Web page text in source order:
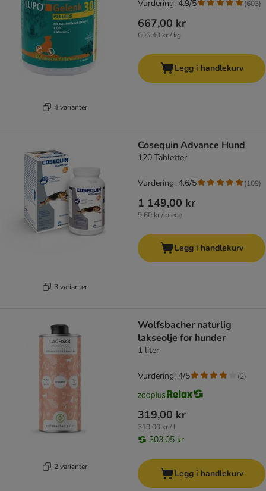
4 varianter
667,00 kr
606,40 kr / kg
Vurdering: 4.9/5 (603)
Legg i handlekurv
3 varianter
Cosequin Advance Hund
120 Tabletter
1 149,00 kr
9,60 kr / piece
Vurdering: 4.6/5 (109)
Legg i handlekurv
2 varianter
Wolfsbacher naturlig
lakseolje for hunder
1 liter
319,00 kr
319,00 kr / l
303,05 kr
Vurdering: 4/5 (2)
Legg i handlekurv